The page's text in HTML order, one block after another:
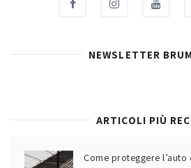
NEWSLETTER
ARTICOLI PIÙ
Come proteggere l’auto